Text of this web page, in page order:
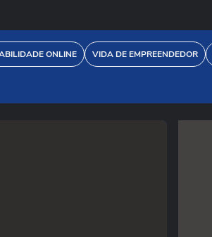
ONLINE VIDA DE EMPREENDEDOR